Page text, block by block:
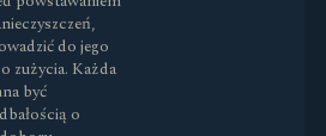
do jego
zużycia. Każda
być
o